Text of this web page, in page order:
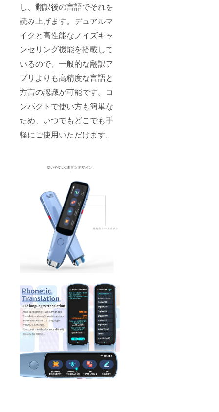
し、翻訳後の言語でそれを
読み上げます。デュアルマ
イクと高性能なノイズキャ
ンセリング機能を搭載して
いるので、一般的な翻訳ア
プリよりも高精度な言語と
方言の認識が可能です。コ
ンパクトで使い方も簡単な
ため、いつでもどこでも手
軽にご使用いただけます。